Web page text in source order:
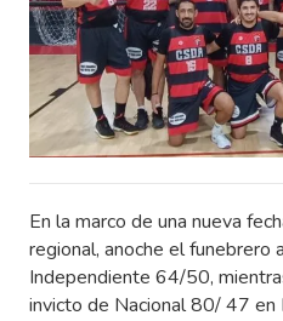
En la marco de una nueva
regional, anoche el funebrero
Independiente 64/50,
invicto de Nacional 80/ 47 en